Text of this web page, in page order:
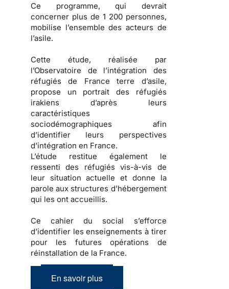
Ce programme, qui devrait
concerner plus de 1 200 personnes,
mobilise l’ensemble des acteurs de
l’asile.
Cette étude, réalisée par
l’Observatoire de l’intégration des
réfugiés de France terre d’asile,
propose un portrait des réfugiés
irakiens d’après leurs
caractéristiques
sociodémographiques afin
d’identifier leurs perspectives
d’intégration en France.
L’étude restitue égalementle
ressenti des réfugiés vis-à-vis de
leur situation actuelle et donne la
parole aux structures d’hébergement
qui les ont accueillis.
Ce cahier du social s’efforce
d’identifier les enseignements à tirer
pour les futures opérations de
réinstallation de la France.
En savoir plus